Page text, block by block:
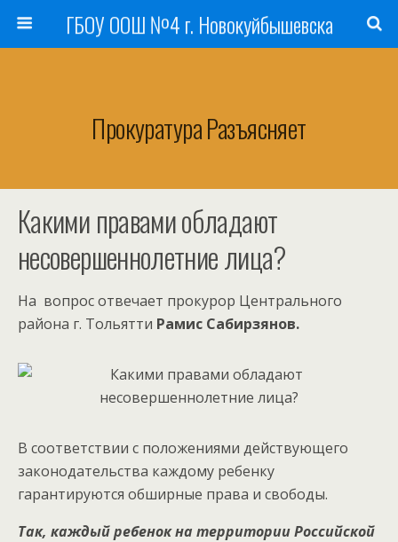
ГБОУ ООШ №4 г. Новокуйбышевска
Прокуратура Разъясняет
Какими правами обладают
несовершеннолетние лица?
На вопрос отвечает прокурор Центрального
района г. Тольятти Рамис Сабирзянов.
В соответствии с положениями действующего
законодательства каждому ребенку
гарантируются обширные права и свободы.
Так, каждый ребенок на территории Российской